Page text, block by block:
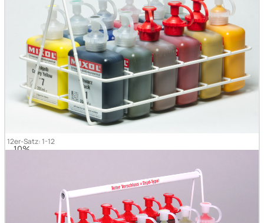
10%
10%
10%
10%
12er-Satz: 1-12